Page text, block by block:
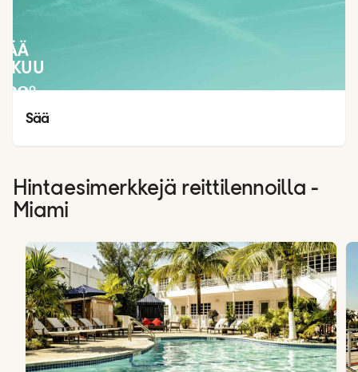
32°
24°
Sää
Hintaesimerkkejä reittilennoilla -
Miami